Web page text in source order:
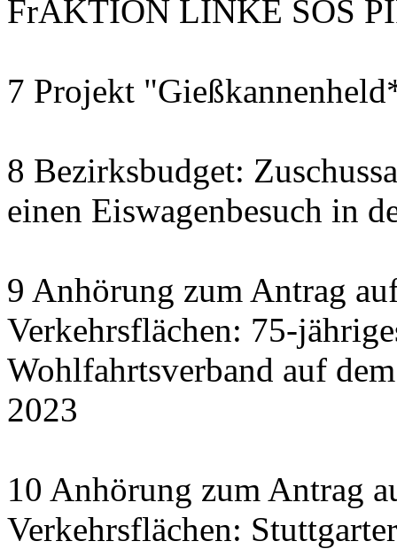
FrAKTION LINKE SÖS
7 Projekt
8 Bezirksbudget:
einen Eiswagenbesuch in
9 Anhörung zum Antrag
Verkehrsflächen: 75-
Wohlfahrtsverband auf
2023
10 Anhörung zum Antrag
Verkehrsflächen: